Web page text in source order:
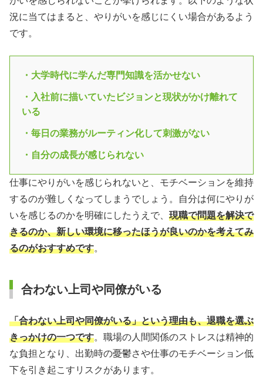
況に当てはまると、やりがいを感じにくい場合があるよう
です。
・大学時代に学んだ専門知識を活かせない
・入社前に描いていたビジョンと現状がかけ離れて
いる
・毎日の業務がルーティン化して刺激がない
・自分の成長が感じられない
仕事にやりがいを感じられないと、モチベーションを維持
するのが難しくなってしまうでしょう。自分は何にやりが
いを感じるのかを明確にしたうえで、 現職で問題を解決で
きるのか、新しい環境に移ったほうが良いのかを考えてみ
るのがおすすめです。
合わない上司や同僚がいる
「合わない上司や同僚がいる」という理由も、退職を選ぶ
きっかけの一つです。職場の人間関係のストレスは精神的
な負担となり、出勤時の憂鬱さや仕事のモチベーション低
下を引き起こすリスクがあります。